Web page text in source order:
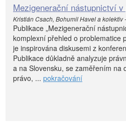
Mezigenerační nástupnictví
Kristián Csach, Bohumil Havel a kolektiv
Publikace „Mezigenerační
komplexní přehled o problematice
je inspirována diskusemi z
Publikace důkladně analyzuje
a na Slovensku, se zaměřením na
právo, ... pokračování